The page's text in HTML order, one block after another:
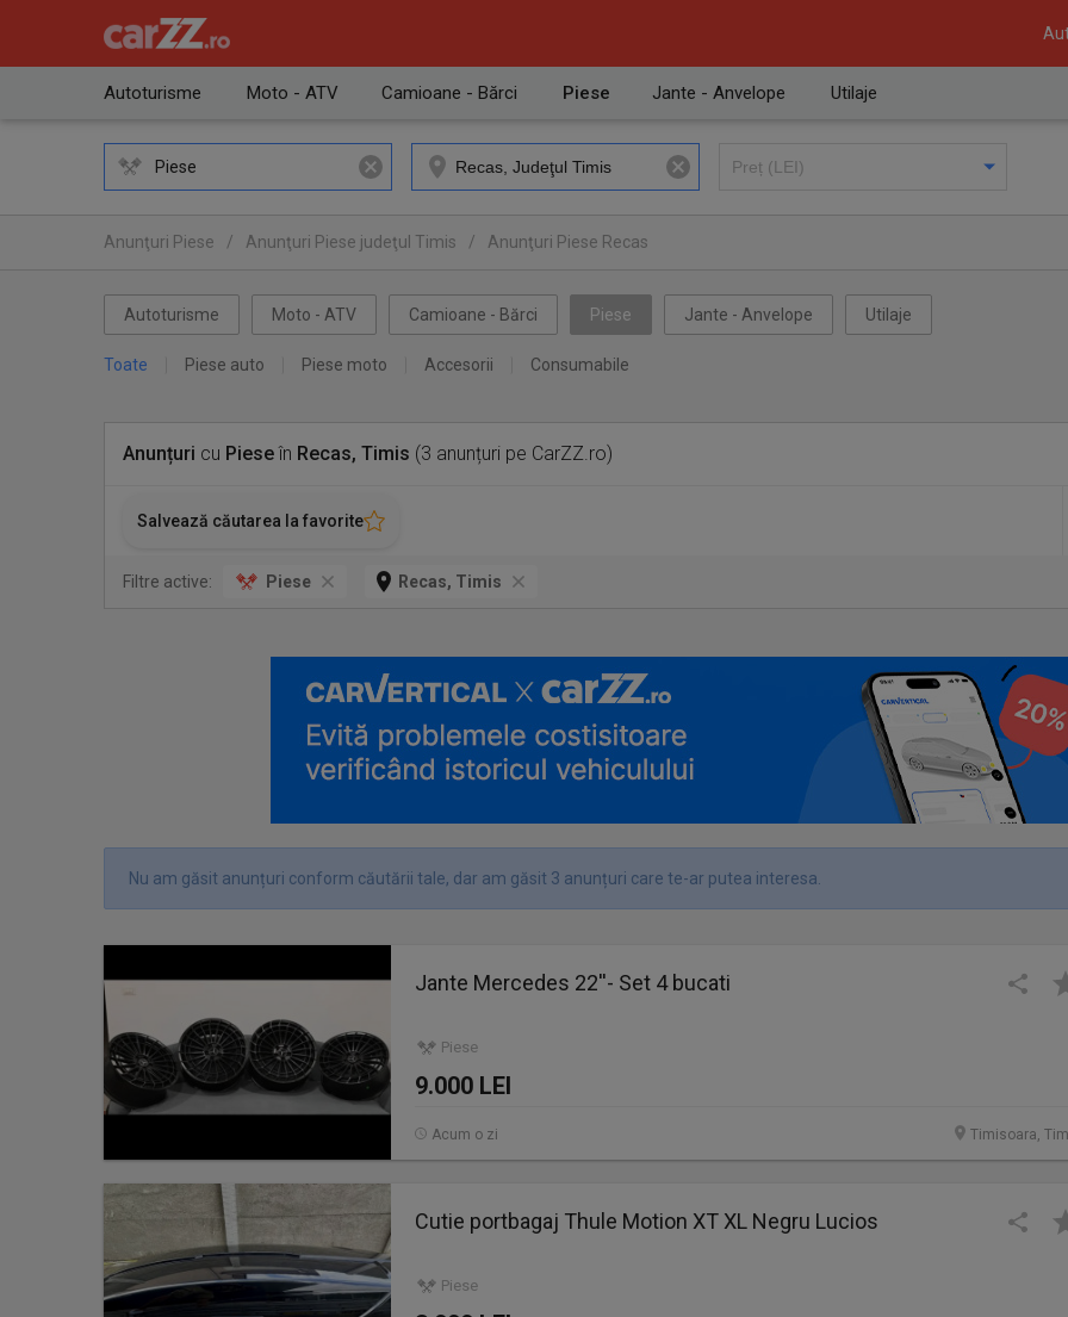
Autoturisme Moto - ATV Camioane - Bărci Piese Jante - Anvelope Utilaje
Piese
Anunţuri Piese / Anunţuri Piese judeţul Timis / Anunţuri Piese Recas
Autoturisme Moto - ATV Camioane - Bărci Piese Jante - Anvelope Utilaje
Toate Piese auto Piese moto Accesorii Consumabile
Anunțuri cu Pieseîn Recas, Timis (3 anunțuri pe CarZZ.ro)
Salvează căutarea la favorite
Filtre active: Piese Recas, Timis
Nu am găsit anunțuri conform căutării tale, dar am găsit 3 anunțuri care te-ar putea interesa.
Jante Mercedes 22''- Set 4 bucati
Piese
9.000 LEI
Timisoara,
Acum o zi
Cutie portbagaj Thule Motion XT XL Negru Lucios
Piese